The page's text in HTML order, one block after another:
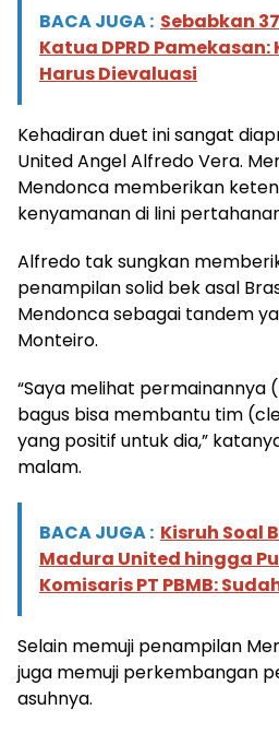
BACA JUGA : Sebabkan
Katua DPRD
Harus Dievaluasi
Kehadiran duet ini sangat
United Angel Alfredo Vera.
Mendonca memberikan
kenyamanan di lini
Alfredo tak sungkan
penampilan solid bek asal
Mendonca sebagai tandem
Monteiro.
“Saya melihat permainannya
bagus bisa membantu tim
yang positif untuk dia,”
malam.
BACA JUGA : Kisruh Soal
Madura United hingga
Komisaris PT PBMB:
Selain memuji penampilan
juga memuji perkembangan
asuhnya.